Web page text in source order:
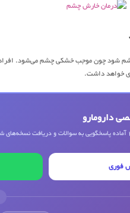
چون موجب خشکی چشم می‌شود. افرادی
خواهد داشت.
دارومارو
فوری